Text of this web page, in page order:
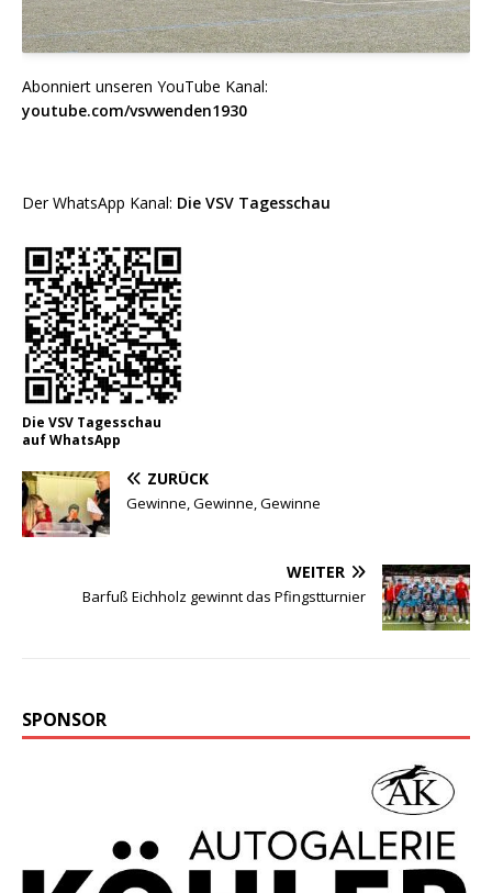
Abonniert unseren YouTube Kanal:
youtube.com/vsvwenden1930
Der WhatsApp Kanal: Die VSV Tagesschau
Die VSV Tagesschau
auf WhatsApp
ZURÜCK
Gewinne, Gewinne, Gewinne
WEITER
Barfuß Eichholz gewinnt das Pfingstturnier
SPONSOR